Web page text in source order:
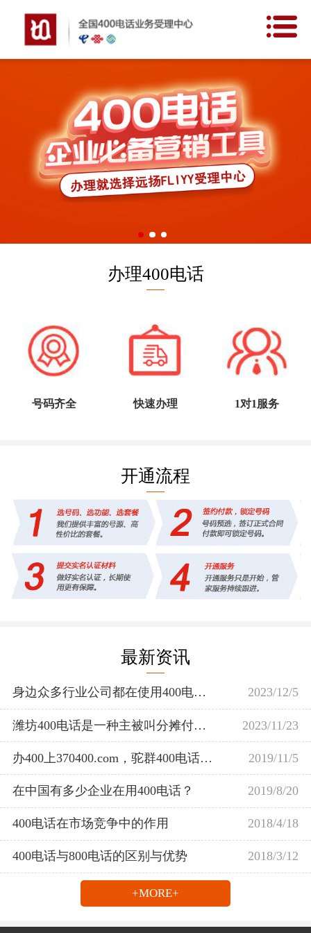
申请条件
开通流程
新闻中心
客户案例
办理400电话
号码齐全 快速办理 1对1服务
开通流程
最新资讯
身边众多行业公司都在使用400电话。 2023/12/5
潍坊400电话是一种主被叫分摊付费电话业务 2023/11/23
办400上370400.com，驼群400电话受理中心 2019/11/5
在中国有多少企业在用400电话？ 2019/8/20
400电话在市场竞争中的作用 2018/4/18
400电话与800电话的区别与优势 2018/3/12
+MORE+